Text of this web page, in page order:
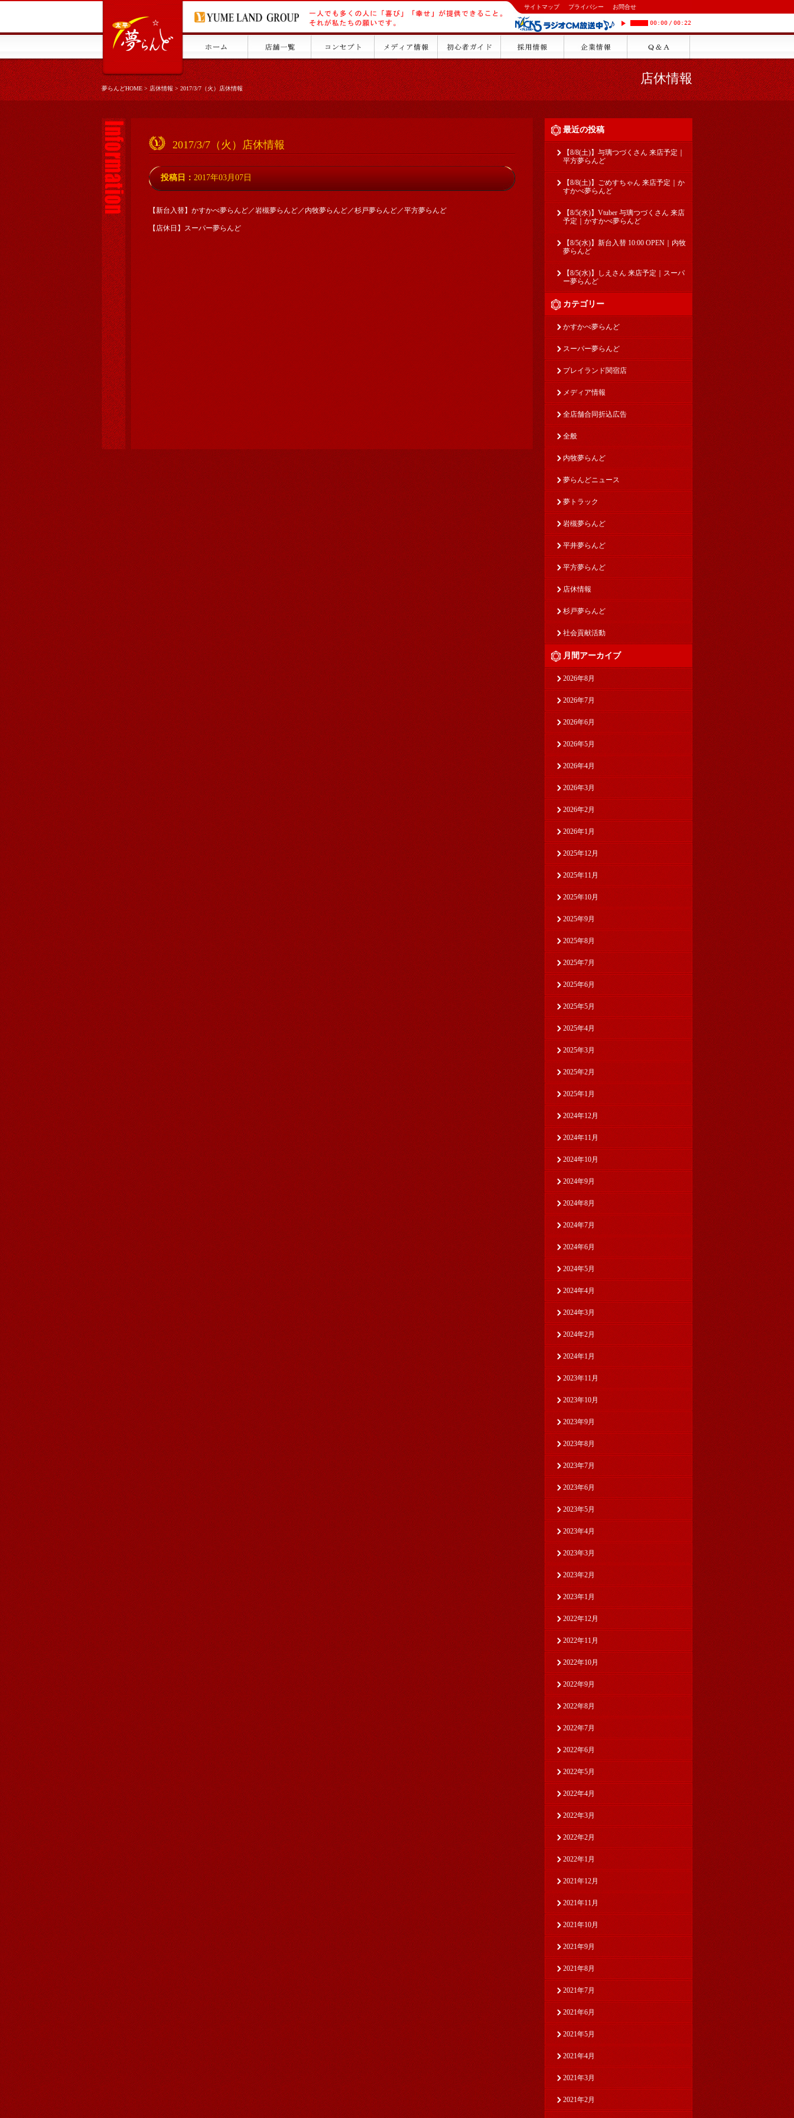
サイトマップ プライバシー お問合せ
00:00 / 00:22
夢らんどHOME>店休情報>2017/3/7（火）店休情報
店休情報
2017/3/7（火）店休情報
投稿日： 2017年03月07日
【新台入替】かすかべ夢らんど／岩槻夢らんど／内牧夢らんど／杉戸夢らんど／平方夢らんど
【店休日】スーパー夢らんど
最近の投稿
【8/8(土)】与璃つづくさん 来店予定｜
平方夢らんど
【8/8(土)】ごめすちゃん 来店予定｜か
すかべ夢らんど
【8/5(水)】Vtuber 与璃つづくさん 来店
予定｜かすかべ夢らんど
【8/5(水)】新台入替 10:00 OPEN｜内牧
夢らんど
【8/5(水)】しえさん 来店予定｜スーパ
ー夢らんど
カテゴリー
かすかべ夢らんど
スーパー夢らんど
プレイランド関宿店
メディア情報
全店舗合同折込広告
全般
内牧夢らんど
夢らんどニュース
夢トラック
岩槻夢らんど
平井夢らんど
平方夢らんど
店休情報
杉戸夢らんど
社会貢献活動
月間アーカイブ
2026年8月
2026年7月
2026年6月
2026年5月
2026年4月
2026年3月
2026年2月
2026年1月
2025年12月
2025年11月
2025年10月
2025年9月
2025年8月
2025年7月
2025年6月
2025年5月
2025年4月
2025年3月
2025年2月
2025年1月
2024年12月
2024年11月
2024年10月
2024年9月
2024年8月
2024年7月
2024年6月
2024年5月
2024年4月
2024年3月
2024年2月
2024年1月
2023年11月
2023年10月
2023年9月
2023年8月
2023年7月
2023年6月
2023年5月
2023年4月
2023年3月
2023年2月
2023年1月
2022年12月
2022年11月
2022年10月
2022年9月
2022年8月
2022年7月
2022年6月
2022年5月
2022年4月
2022年3月
2022年2月
2022年1月
2021年12月
2021年11月
2021年10月
2021年9月
2021年8月
2021年7月
2021年6月
2021年5月
2021年4月
2021年3月
2021年2月